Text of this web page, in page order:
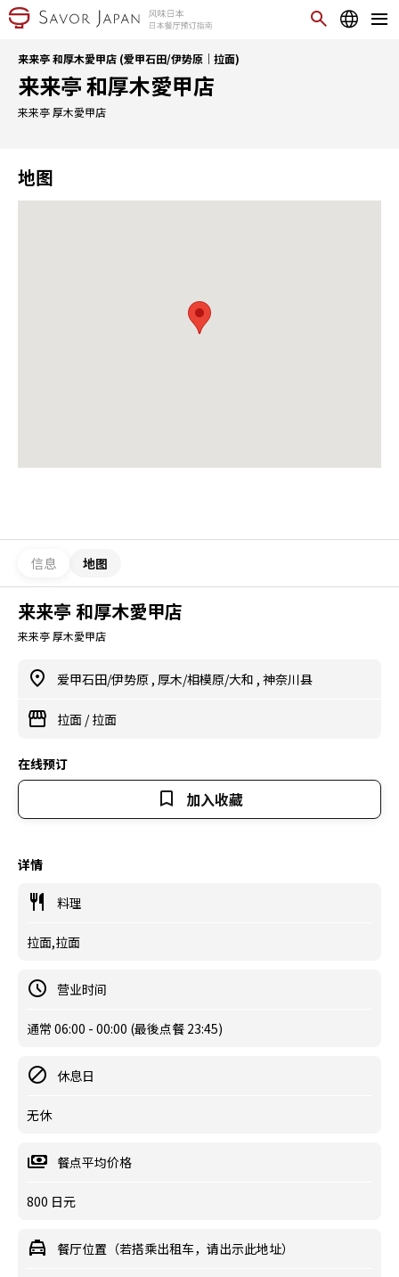
来来亭 和厚木愛甲店 (爱甲石田/伊势原｜拉面)
来来亭 和厚木愛甲店
来来亭 厚木愛甲店
地图
信息 地图
来来亭 和厚木愛甲店
来来亭 厚木愛甲店
爱甲石田/伊势原 , 厚木/相模原/大和 , 神奈川县
拉面 /拉面
在线预订
加入收藏
详情
料理
拉面,拉面
营业时间
通常 06:00 - 00:00 (最後点餐 23:45)
休息日
无休
餐点平均价格
800 日元
餐厅位置（若搭乘出租车，请出示此地址）